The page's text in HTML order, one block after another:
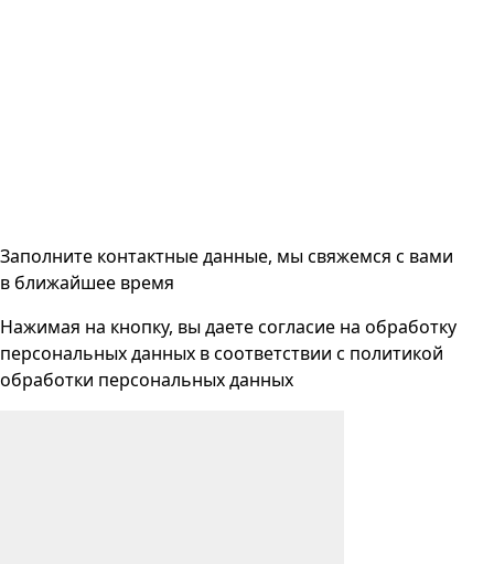
Заполните контактные данные, мы свяжемся с вами
в ближайшее время
Нажимая на кнопку, вы даете согласие на обработку
персональных данных в соответствии с политикой
обработки персональных данных